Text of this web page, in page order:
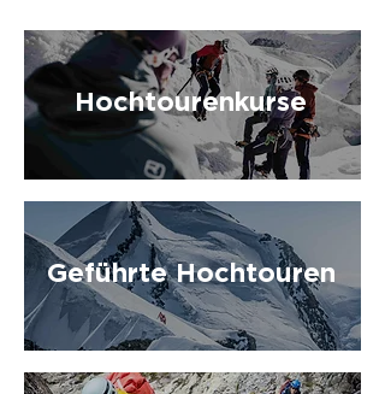
Hochtourenkurse
Geführte Hochtouren